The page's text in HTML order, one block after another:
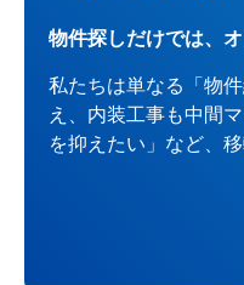
物件探しだけでは、
私たちは単なる「物
え、内装工事も中間
を抑えたい」など、